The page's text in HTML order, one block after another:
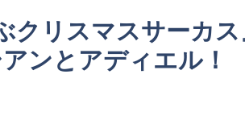
リスマスサーカス
ンとアディエル！